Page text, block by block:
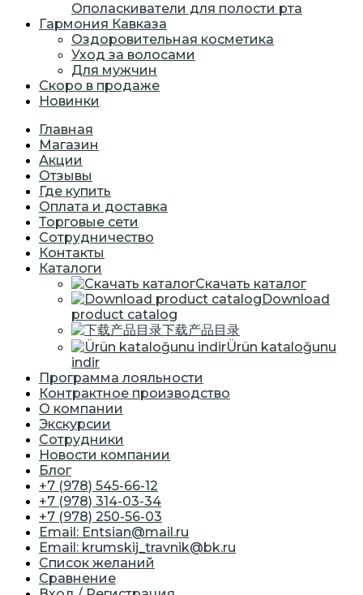
Ополаскиватели для полости рта
Гармония Кавказа
Оздоровительная косметика
Уход за волосами
Для мужчин
Скоро в продаже
Новинки
Главная
Магазин
Акции
Отзывы
Где купить
Оплата и доставка
Торговые сети
Сотрудничество
Контакты
Каталоги
Скачать каталог
Download
product catalog
下载产品目录
Ürün kataloğunu
indir
Программа лояльности
Контрактное производство
О компании
Экскурсии
Сотрудники
Новости компании
Блог
+7 (978) 545-66-12
+7 (978) 314-03-34
+7 (978) 250-56-03
Email: Entsian@mail.ru
Email: krumskij_travnik@bk.ru
Список желаний
Сравнение